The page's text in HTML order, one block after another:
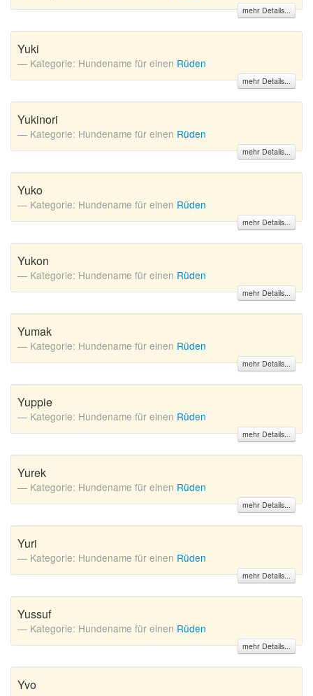
mehr Details...
Yuki
Kategorie: Hundename für einen Rüden
mehr Details...
Yukinori
Kategorie: Hundename für einen Rüden
mehr Details...
Yuko
Kategorie: Hundename für einen Rüden
mehr Details...
Yukon
Kategorie: Hundename für einen Rüden
mehr Details...
Yumak
Kategorie: Hundename für einen Rüden
mehr Details...
Yuppie
Kategorie: Hundename für einen Rüden
mehr Details...
Yurek
Kategorie: Hundename für einen Rüden
mehr Details...
Yuri
Kategorie: Hundename für einen Rüden
mehr Details...
Yussuf
Kategorie: Hundename für einen Rüden
mehr Details...
Yvo